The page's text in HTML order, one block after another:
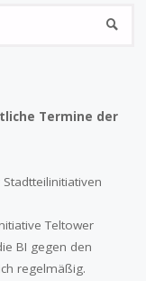
SUCHE
Termine der
Teltower
BI gegen den
regelmäßig.